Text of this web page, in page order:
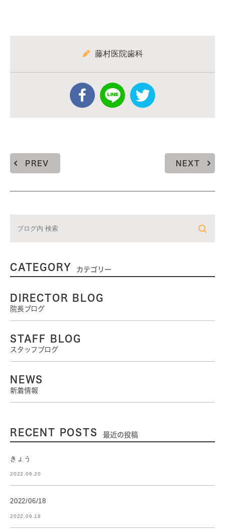
藤村医院歯科
PREV NEXT
CATEGORY カテゴリー
DIRECTOR BLOG
院長ブログ
STAFF BLOG
スタッフブログ
NEWS
新着情報
RECENT POSTS 最近の投稿
きょう
2022.06.20
2022/06/18
2022.06.18